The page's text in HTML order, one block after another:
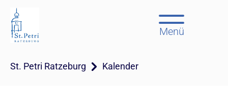
Menü
St. Petri Ratzeburg Kalender